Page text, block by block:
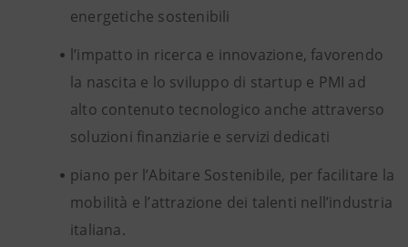
energetiche sostenibili
l’impatto in ricerca e innovazione, favorendo
la nascita e lo sviluppo di startup e PMI ad
alto contenuto tecnologico anche attraverso
soluzioni finanziarie e servizi dedicati
piano per l’Abitare Sostenibile, per facilitare la
mobilità e l’attrazione dei talenti nell’industria
italiana.